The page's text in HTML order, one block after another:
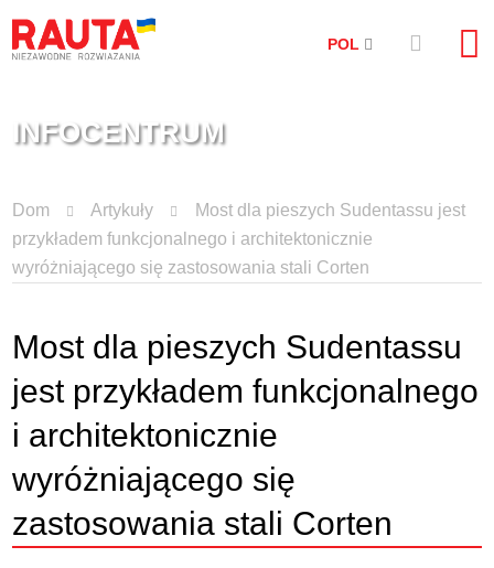
POL
INFOCENTRUM
Dom Artykuły
Most dla pieszych Sudentassu jest
przykładem funkcjonalnego i architektonicznie
wyróżniającego się zastosowania stali Corten
Most dla pieszych Sudentassu
jest przykładem funkcjonalnego
i architektonicznie
wyróżniającego się
zastosowania stali Corten